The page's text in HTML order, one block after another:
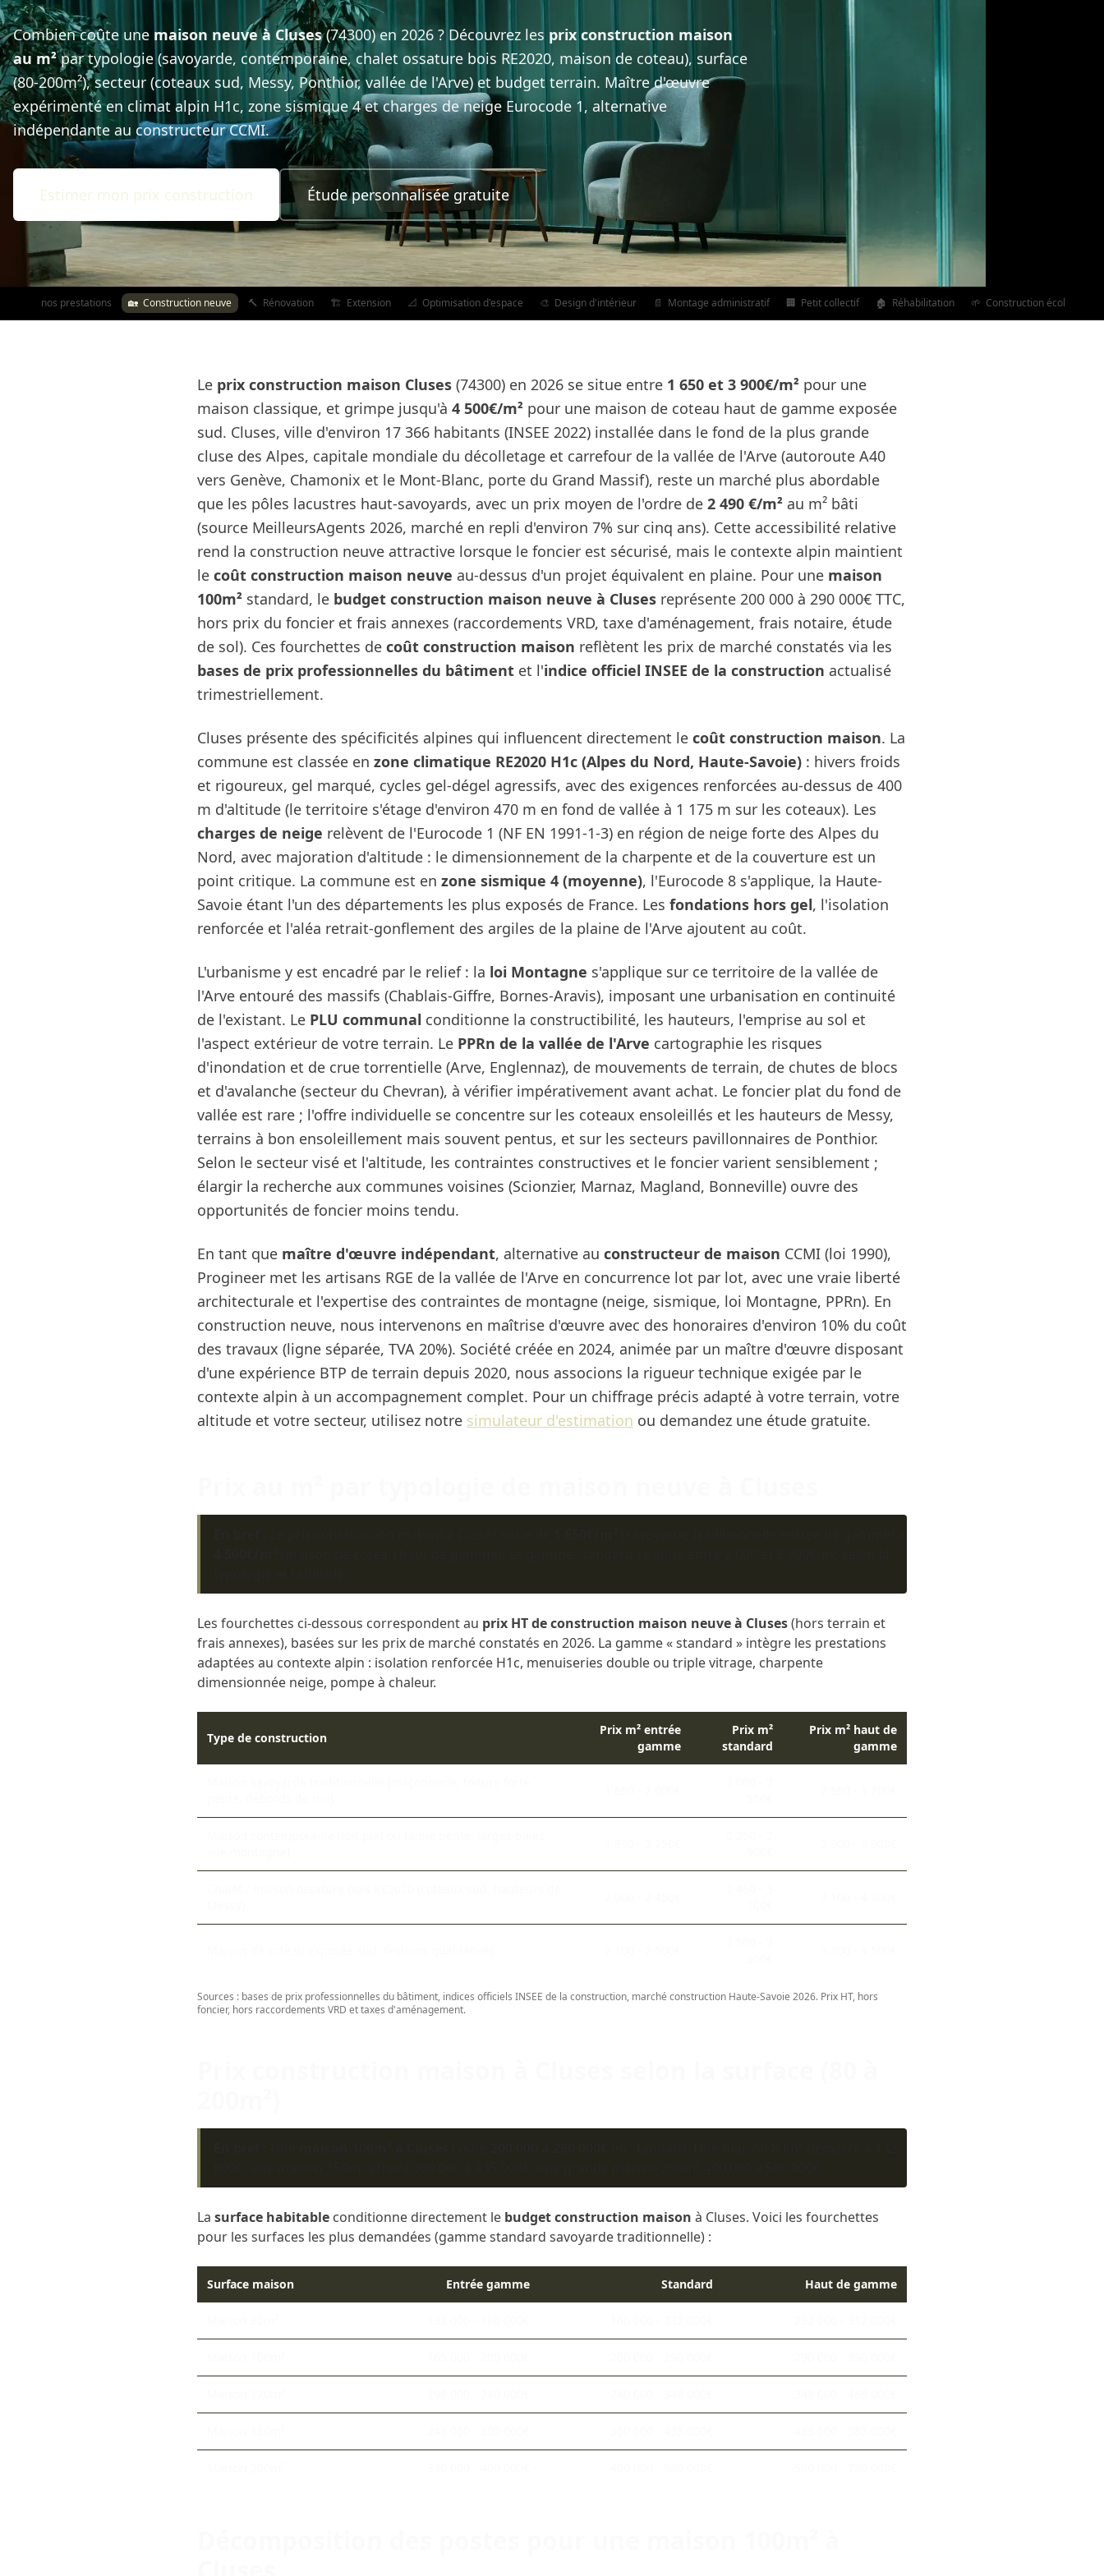
Combien coûte une maison neuve à Cluses(74300) en 2026 ? Découvrez les prix construction maison
au m²par typologie (savoyarde, contemporaine, chalet ossature bois RE2020, maison de coteau), surface
(80-200m²), secteur (coteaux sud, Messy, Ponthior, vallée de l'Arve) et budget terrain. Maître d'œuvre
expérimenté en climat alpin H1c, zone sismique 4 et charges de neige Eurocode 1, alternative
indépendante au constructeur CCMI.
Estimer mon prix construction Étude personnalisée gratuite
Toutes nos prestations 🏡 Construction neuve 🔨 Rénovation 🏗️ Extension 📐 Optimisation d'espace 🎨 Design d'intérieur 📄 Montage administratif 🏢 Petit collectif 🏚️ Réhabilitation 🌱 Construction écologique
Le prix construction maison Cluses (74300) en 2026 se situe entre 1 650 et 3 900€/m² pour une
maison classique, et grimpe jusqu'à 4 500€/m² pour une maison de coteau haut de gamme exposée
sud. Cluses, ville d'environ 17 366 habitants (INSEE 2022) installée dans le fond de la plus grande
cluse des Alpes, capitale mondiale du décolletage et carrefour de la vallée de l'Arve (autoroute A40
vers Genève, Chamonix et le Mont-Blanc, porte du Grand Massif), reste un marché plus abordable
que les pôles lacustres haut-savoyards, avec un prix moyen de l'ordre de 2 490 €/m² au m² bâti
(source MeilleursAgents 2026, marché en repli d'environ 7% sur cinq ans). Cette accessibilité relative
rend la construction neuve attractive lorsque le foncier est sécurisé, mais le contexte alpin maintient
le coût construction maison neuve au-dessus d'un projet équivalent en plaine. Pour une maison
100m² standard, le budget construction maison neuve à Cluses représente 200 000 à 290 000€ TTC,
hors prix du foncier et frais annexes (raccordements VRD, taxe d'aménagement, frais notaire, étude
de sol). Ces fourchettes de coût construction maison reflètent les prix de marché constatés via les
bases de prix professionnelles du bâtiment et l'indice officiel INSEE de la construction actualisé
trimestriellement.
Cluses présente des spécificités alpines qui influencent directement le coût construction maison. La
commune est classée en zone climatique RE2020 H1c (Alpes du Nord, Haute-Savoie) : hivers froids
et rigoureux, gel marqué, cycles gel-dégel agressifs, avec des exigences renforcées au-dessus de 400
m d'altitude (le territoire s'étage d'environ 470 m en fond de vallée à 1 175 m sur les coteaux). Les
charges de neige relèvent de l'Eurocode 1 (NF EN 1991-1-3) en région de neige forte des Alpes du
Nord, avec majoration d'altitude : le dimensionnement de la charpente et de la couverture est un
point critique. La commune est en zone sismique 4 (moyenne), l'Eurocode 8 s'applique, la Haute-
Savoie étant l'un des départements les plus exposés de France. Les fondations hors gel, l'isolation
renforcée et l'aléa retrait-gonflement des argiles de la plaine de l'Arve ajoutent au coût.
L'urbanisme y est encadré par le relief : la loi Montagne s'applique sur ce territoire de la vallée de
l'Arve entouré des massifs (Chablais-Giffre, Bornes-Aravis), imposant une urbanisation en continuité
de l'existant. Le PLU communal conditionne la constructibilité, les hauteurs, l'emprise au sol et
l'aspect extérieur de votre terrain. Le PPRn de la vallée de l'Arve cartographie les risques
d'inondation et de crue torrentielle (Arve, Englennaz), de mouvements de terrain, de chutes de blocs
et d'avalanche (secteur du Chevran), à vérifier impérativement avant achat. Le foncier plat du fond de
vallée est rare ; l'offre individuelle se concentre sur les coteaux ensoleillés et les hauteurs de Messy,
terrains à bon ensoleillement mais souvent pentus, et sur les secteurs pavillonnaires de Ponthior.
Selon le secteur visé et l'altitude, les contraintes constructives et le foncier varient sensiblement ;
élargir la recherche aux communes voisines (Scionzier, Marnaz, Magland, Bonneville) ouvre des
opportunités de foncier moins tendu.
En tant que maître d'œuvre indépendant, alternative au constructeur de maison CCMI (loi 1990),
Progineer met les artisans RGE de la vallée de l'Arve en concurrence lot par lot, avec une vraie liberté
architecturale et l'expertise des contraintes de montagne (neige, sismique, loi Montagne, PPRn). En
construction neuve, nous intervenons en maîtrise d'œuvre avec des honoraires d'environ 10% du coût
des travaux (ligne séparée, TVA 20%). Société créée en 2024, animée par un maître d'œuvre disposant
d'une expérience BTP de terrain depuis 2020, nous associons la rigueur technique exigée par le
contexte alpin à un accompagnement complet. Pour un chiffrage précis adapté à votre terrain, votre
altitude et votre secteur, utilisez notre simulateur d'estimation ou demandez une étude gratuite.
Les fourchettes ci-dessous correspondent au prix HT de construction maison neuve à Cluses(hors terrain et
frais annexes), basées sur les prix de marché constatés en 2026. La gamme « standard » intègre les prestations
adaptées au contexte alpin : isolation renforcée H1c, menuiseries double ou triple vitrage, charpente
dimensionnée neige, pompe à chaleur.
Type de construction
Prix m² entrée
gamme
Prix m²
standard
Prix m² haut de
gamme
Sources : bases de prix professionnelles du bâtiment, indices officiels INSEE de la construction, marché construction Haute-Savoie 2026. Prix HT, hors
foncier, hors raccordements VRD et taxes d'aménagement.
La surface habitable conditionne directement le budget construction maison à Cluses. Voici les fourchettes
pour les surfaces les plus demandées (gamme standard savoyarde traditionnelle) :
Surface maison Entrée gamme Standard Haut de gamme